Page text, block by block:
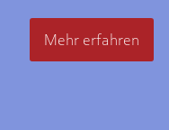
Mehr erfahren